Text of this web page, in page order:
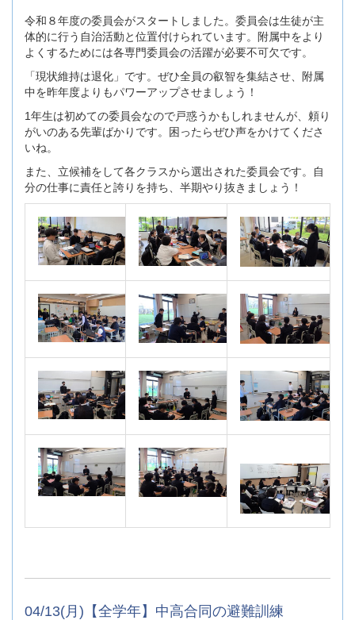
令和８年度の委員会がスタートしました。委員会は生徒が主
体的に行う自治活動と位置付けられています。附属中をより
よくするためには各専門委員会の活躍が必要不可欠です。
「現状維持は退化」です。ぜひ全員の叡智を集結させ、附属
中を昨年度よりもパワーアップさせましょう！
1年生は初めての委員会なので戸惑うかもしれませんが、頼り
がいのある先輩ばかりです。困ったらぜひ声をかけてくださ
いね。
また、立候補をして各クラスから選出された委員会です。自
分の仕事に責任と誇りを持ち、半期やり抜きましょう！
04/13(月)【全学年】中高合同の避難訓練